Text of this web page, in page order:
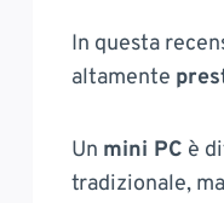
In questa
altamente
Un mini PC è
tradizionale,